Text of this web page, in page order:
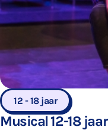
12 - 18 jaar
Musical 12-18 jaar